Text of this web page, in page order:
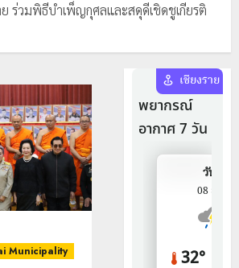
ร่วมพิธีบำเพ็ญกุศลและสดุดีเชิดชูเกียรติ
Municipality